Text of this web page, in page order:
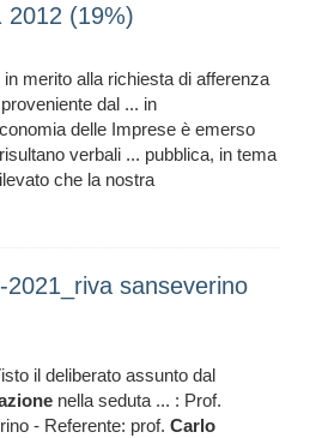
2012 (19%)
merito alla richiesta di afferenza
dal ... in
delle Imprese è emerso
verbali ... pubblica, in tema
che la nostra
sanseverino
il deliberato assunto dal
nella seduta ... : Prof.
- Referente: prof. Carlo